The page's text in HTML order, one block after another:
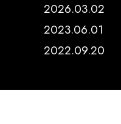
2026.03.02
2023.06.01
2022.09.20